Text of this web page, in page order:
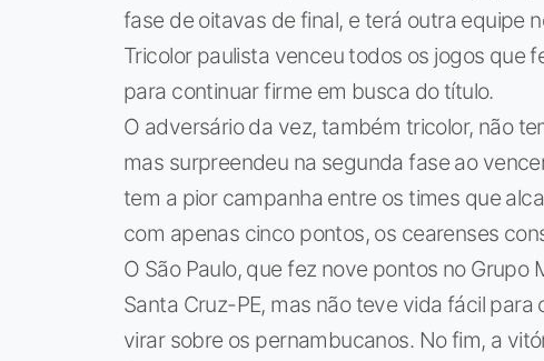
fase de oitavas de final, e terá outra equipe
Tricolor paulista venceu todos os jogos que
para continuar firme em busca do título.
O adversário da vez, também tricolor, não
mas surpreendeu na segunda fase ao
tem a pior campanha entre os times que
com apenas cinco pontos, os cearenses
O São Paulo, que fez nove pontos no
Santa Cruz-PE, mas não teve vida fácil
virar sobre os pernambucanos. No fim, a